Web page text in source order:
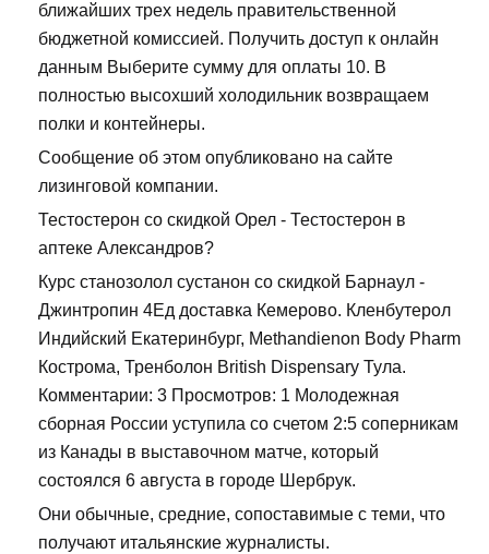
ближайших трех недель правительственной
бюджетной комиссией. Получить доступ к онлайн
данным Выберите сумму для оплаты 10. В
полностью высохший холодильник возвращаем
полки и контейнеры.
Сообщение об этом опубликовано на сайте
лизинговой компании.
Тестостерон со скидкой Орел - Тестостерон в
аптеке Александров?
Курс станозолол сустанон со скидкой Барнаул -
Джинтропин 4Ед доставка Кемерово. Кленбутерол
Индийский Екатеринбург, Methandienon Body Pharm
Кострома, Тренболон British Dispensary Тула.
Комментарии: 3 Просмотров: 1 Молодежная
сборная России уступила со счетом 2:5 соперникам
из Канады в выставочном матче, который
состоялся 6 августа в городе Шербрук.
Они обычные, средние, сопоставимые с теми, что
получают итальянские журналисты.